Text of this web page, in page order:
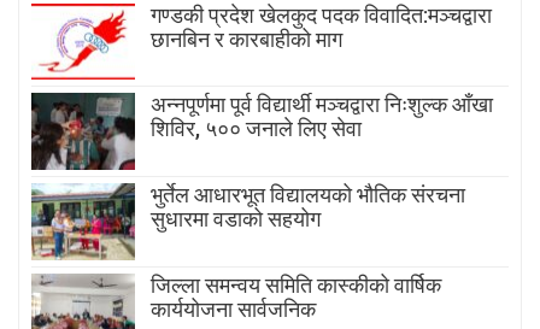
गण्डकी प्रदेश खेलकुद पदक विवादित:मञ्चद्वारा
छानबिन र कारबाहीको माग
अन्नपूर्णमा पूर्व विद्यार्थी मञ्चद्वारा निःशुल्क आँखा
शिविर, ५०० जनाले लिए सेवा
भुर्तेल आधारभूत विद्यालयको भौतिक संरचना
सुधारमा वडाको सहयोग
जिल्ला समन्वय समिति कास्कीको वार्षिक
कार्ययोजना सार्वजनिक